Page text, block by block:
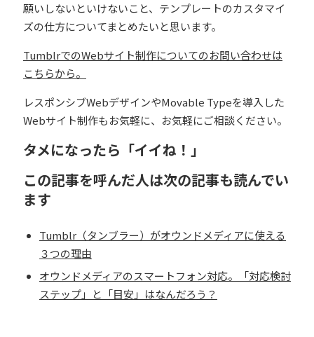
願いしないといけないこと、テンプレートのカスタマイ
ズの仕方についてまとめたいと思います。
TumblrでのWebサイト制作についてのお問い合わせは
こちらから。
レスポンシブWebデザインやMovable Typeを導入した
Webサイト制作もお気軽に、お気軽にご相談ください。
タメになったら「イイね！」
この記事を呼んだ人は次の記事も読んでい
ます
Tumblr（タンブラー）がオウンドメディアに使える
３つの理由
オウンドメディアのスマートフォン対応。「対応検討
ステップ」と「目安」はなんだろう？